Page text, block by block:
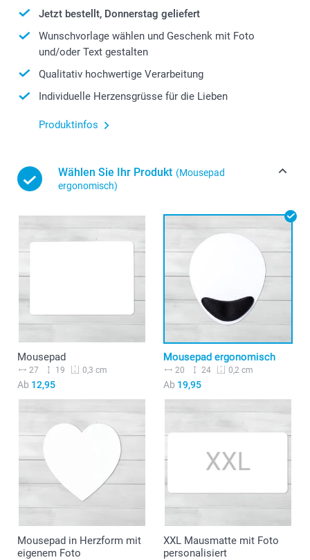
Jetzt bestellt, Donnerstag geliefert
Wunschvorlage wählen und Geschenk mit Foto
und/oder Text gestalten
Qualitativ hochwertige Verarbeitung
Individuelle Herzensgrüsse für die Lieben
Produktinfos
Wählen Sie Ihr Produkt (Mousepad
ergonomisch)
Mousepad
27 19 0,3 cm
Ab 12,95
Mousepad ergonomisch
20 24 0,2 cm
Ab 19,95
Mousepad in Herzform mit
eigenem Foto
XXL Mausmatte mit Foto
personalisiert